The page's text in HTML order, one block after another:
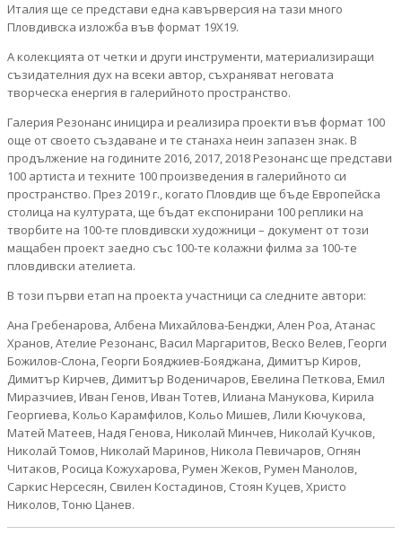
Италия ще се представи една кавърверсия на тази много
Пловдивска изложба във формат 19Х19.
А колекцията от четки и други инструменти, материализиращи
съзидателния дух на всеки автор, съхраняват неговата
творческа енергия в галерийното пространство.
Галерия Резонанс иницира и реализира проекти във формат 100
още от своето създаване и те станаха неин запазен знак. В
продължение на годините 2016, 2017, 2018 Резонанс ще представи
100 артиста и техните 100 произведения в галерийното си
пространство. През 2019 г., когато Пловдив ще бъде Европейска
столица на културата, ще бъдат експонирани 100 реплики на
творбите на 100-те пловдивски художници – документ от този
мащабен проект заедно със 100-те колажни филма за 100-те
пловдивски ателиета.
В този първи етап на проекта участници са следните автори:
Ана Гребенарова, Албена Михайлова-Бенджи, Ален Роа, Атанас
Хранов, Ателие Резонанс, Васил Маргаритов, Веско Велев, Георги
Божилов-Слона, Георги Бояджиев-Бояджана, Димитър Киров,
Димитър Кирчев, Димитър Воденичаров, Евелина Петкова, Емил
Миразчиев, Иван Генов, Иван Тотев, Илиана Манукова, Кирила
Георгиева, Кольо Карамфилов, Кольо Мишев, Лили Кючукова,
Матей Матеев, Надя Генова, Николай Минчев, Николай Кучков,
Николай Томов, Николай Маринов, Никола Певичаров, Огнян
Читаков, Росица Кожухарова, Румен Жеков, Румен Манолов,
Саркис Нерсесян, Свилен Костадинов, Стоян Куцев, Христо
Николов, Тоню Цанев.